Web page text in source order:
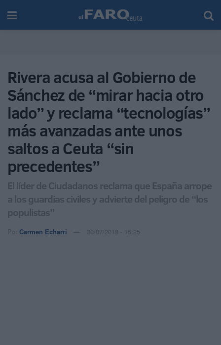
Rivera acusa al Gobierno de
Sánchez de “mirar hacia otro
lado” y reclama “tecnologías”
más avanzadas ante unos
saltos a Ceuta “sin
precedentes”
El líder de Ciudadanos reclama que España arrope
a los guardias civiles y advierte del peligro de “los
populistas”
Por Carmen Echarri 30/07/2018 - 15:25